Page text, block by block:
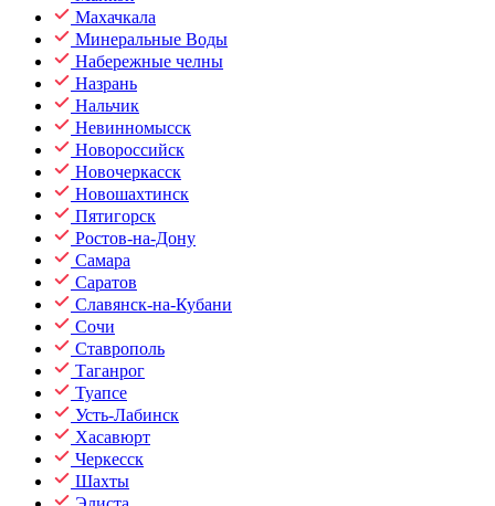
Махачкала
Минеральные Воды
Набережные челны
Назрань
Нальчик
Невинномысск
Новороссийск
Новочеркасск
Новошахтинск
Пятигорск
Ростов-на-Дону
Самара
Саратов
Славянск-на-Кубани
Сочи
Ставрополь
Таганрог
Туапсе
Усть-Лабинск
Хасавюрт
Черкесск
Шахты